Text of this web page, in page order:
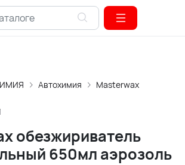
Автохимия Masterwax
обезжириватель
650мл аэрозоль